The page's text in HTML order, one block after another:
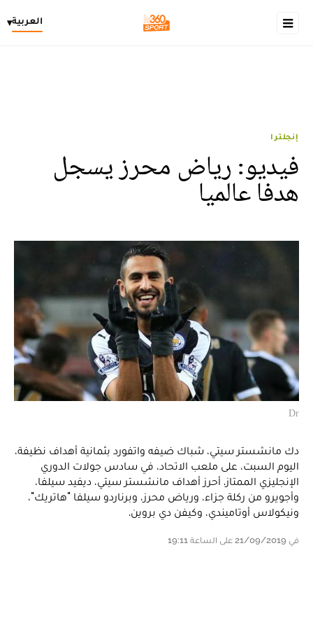
العربية▾
إنجلترا
فيديو: رياض محرز يسجل
هدفا عالميا
Dr
دك مانشستر سيتي، شباك ضيفه واتفورد بثمانية أهداف نظيفة،
اليوم السبت، على ملعب الاتحاد، في سادس جولات الدوري
الإنجليزي الممتاز. أحرز أهداف مانشستر سيتي، ديفيد سيلفا،
وأجويرو من ركلة جزاء، ورياض محرز، وبرناردو سيلفا "هاتريك"،
ونيكولاس أوتاميندي، وكيفن دي بروين.
في 21/09/2019 على الساعة 19:11